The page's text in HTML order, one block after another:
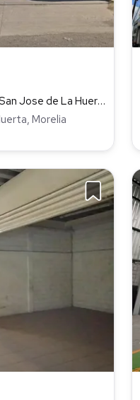
Calzada La Huerta 4005, Residencial San Jose de La Huerta, Morelia
Morelia